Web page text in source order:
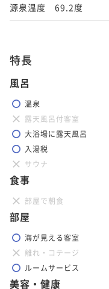
源泉温度　69.2度
特長
風呂
温泉
露天風呂付客室
大浴場に露天風呂
入湯税
サウナ
食事
部屋で朝食
部屋
海が見える客室
離れ・コテージ
ルームサービス
美容・健康